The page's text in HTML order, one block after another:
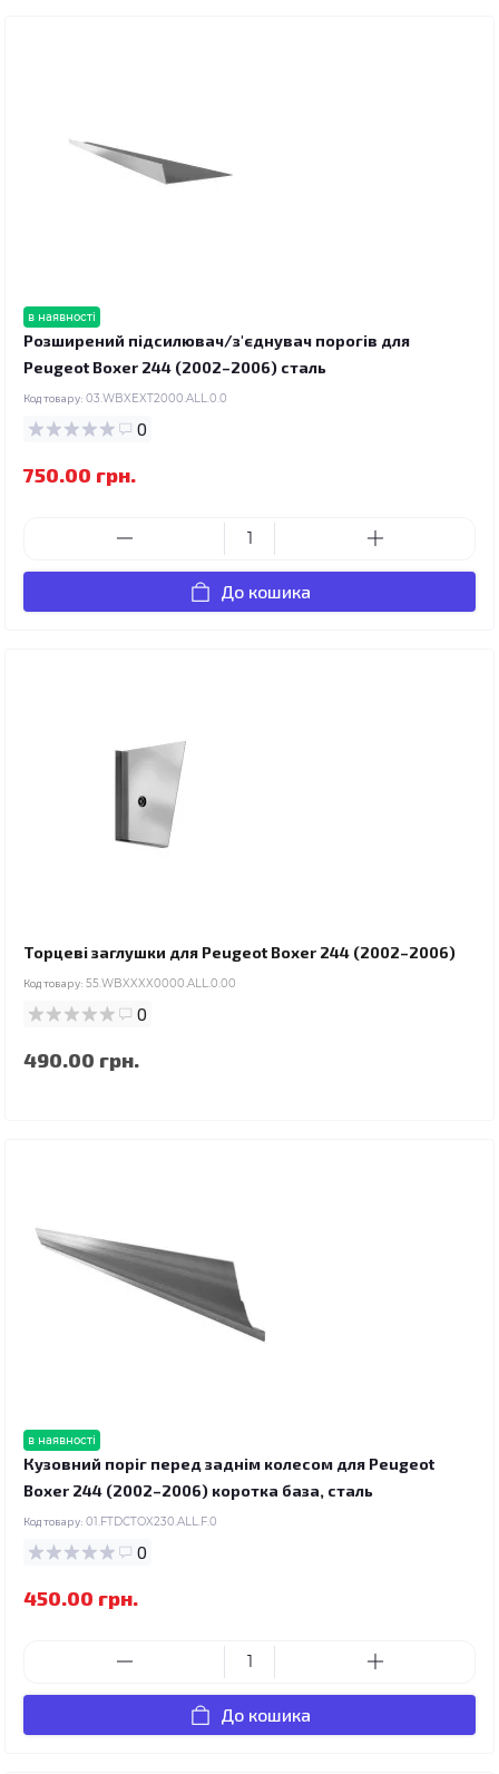
в наявності
Розширений підсилювач/з'єднувач порогів для
Peugeot Boxer 244 (2002–2006) сталь
Код товару: 03.WBXEXT2000.ALL.0.0
0
750.00 грн.
До кошика
Торцеві заглушки для Peugeot Boxer 244 (2002–2006)
Код товару: 55.WBXXXX0000.ALL.0.00
0
490.00 грн.
в наявності
Кузовний поріг перед заднім колесом для Peugeot
Boxer 244 (2002–2006) коротка база, сталь
Код товару: 01.FTDCTOX230.ALL.F.0
0
450.00 грн.
До кошика